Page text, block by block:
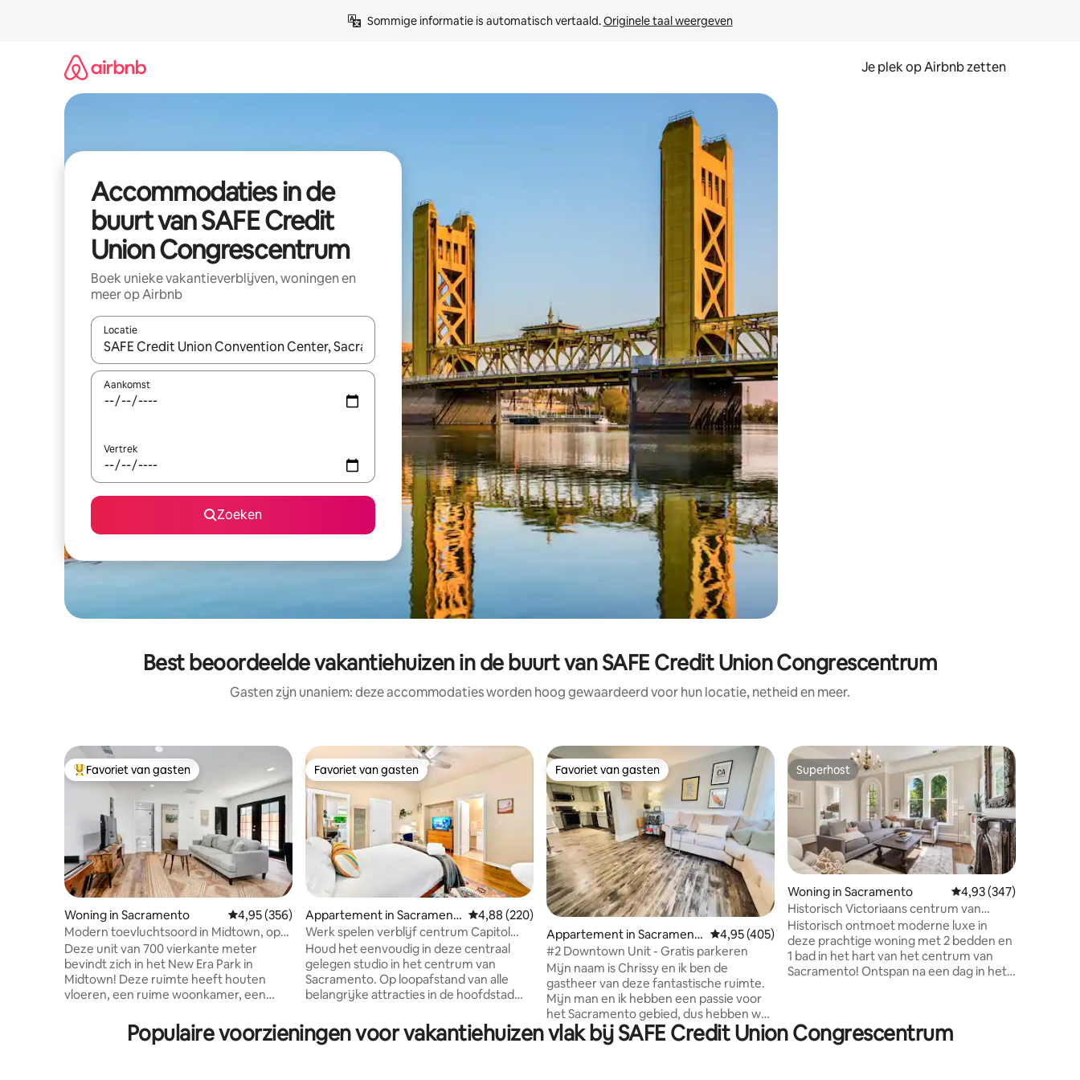
Sommige informatie is automatisch vertaald. Originele taal weergeven
Je plek op Airbnb zetten
Accommodaties in de
buurt van SAFE Credit
Union Congrescentrum
Boek unieke vakantieverblijven, woningen en
meer op Airbnb
Locatie
Wanneer er resultaten beschikbaar zijn, maak je een keuze met je de pijltjestoetsen omhoog en omlaag, óf door te tikken of swipen.
Aankomst
Vertrek
Zoeken
Best beoordeelde vakantiehuizen in de buurt van SAFE Credit Union Congrescentrum
Gasten zijn unaniem: deze accommodaties worden hoog gewaardeerd voor hun locatie, netheid en meer.
Topfavoriet van gasten
Favoriet van gasten
Woning in Sacramento Gemiddelde beoordeling van 4,95 op 5, 356 recensies
4,95 (356)
Modern toevluchtsoord in Midtown, op
loopafstand en met wasserette
Deze unit van 700 vierkante meter
bevindt zich in het New Era Park in
Midtown! Deze ruimte heeft houten
vloeren, een ruime woonkamer, een
eetkamer met een overdekte
wasserette en een schilderachtige eigen
Favoriet van gasten
Favoriet van gasten
Appartement in Sacrament
o
Gemiddelde beoordeling van 4,88 op 5, 220 recensies
4,88 (220)
Werk spelen verblijf centrum Capitol
SAFE-congres
Houd het eenvoudig in deze centraal
gelegen studio in het centrum van
Sacramento. Op loopafstand van alle
belangrijke attracties in de hoofdstad
unit bevindt zich op de bovenste
verdieping van een Six-Plex in het hart
Favoriet van gasten
Favoriet van gasten
Appartement in Sacrament
o
Gemiddelde beoordeling van 4,95 op 5, 405 recensies
4,95 (405)
#2 Downtown Unit - Gratis parkeren
Mijn naam is Chrissy en ik ben de
gastheer van deze fantastische ruimte.
Mijn man en ik hebben een passie voor
het Sacramento gebied, dus hebben we
een historisch huis gekocht en het van
de grond af gerenoveerd. We zijn
Superhost
Superhost
Woning in Sacramento Gemiddelde
4,93 (347)
Historisch Victoriaans centrum van
Sacramento
Historisch ontmoet moderne luxe in
deze prachtige woning met 2 bedden en
1 bad in het hart van het centrum van
Sacramento! Ontspan na een dag in het
de Sacramento geschiedenis. Prachtige
hoogwater bungalow in Mansion Flats,
Populaire voorzieningen voor vakantiehuizen vlak bij SAFE Credit Union Congrescentrum